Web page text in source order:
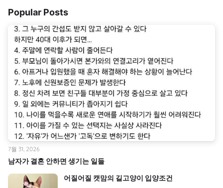
Popular Posts
남자가 결혼 안하면 생기는 일들
7월 31, 2026
어질어질 캣맘의 길고양이 입양조건